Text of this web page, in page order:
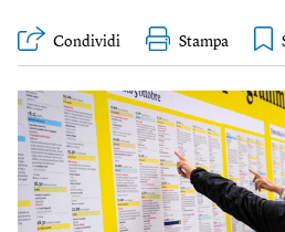
Condividi Stampa